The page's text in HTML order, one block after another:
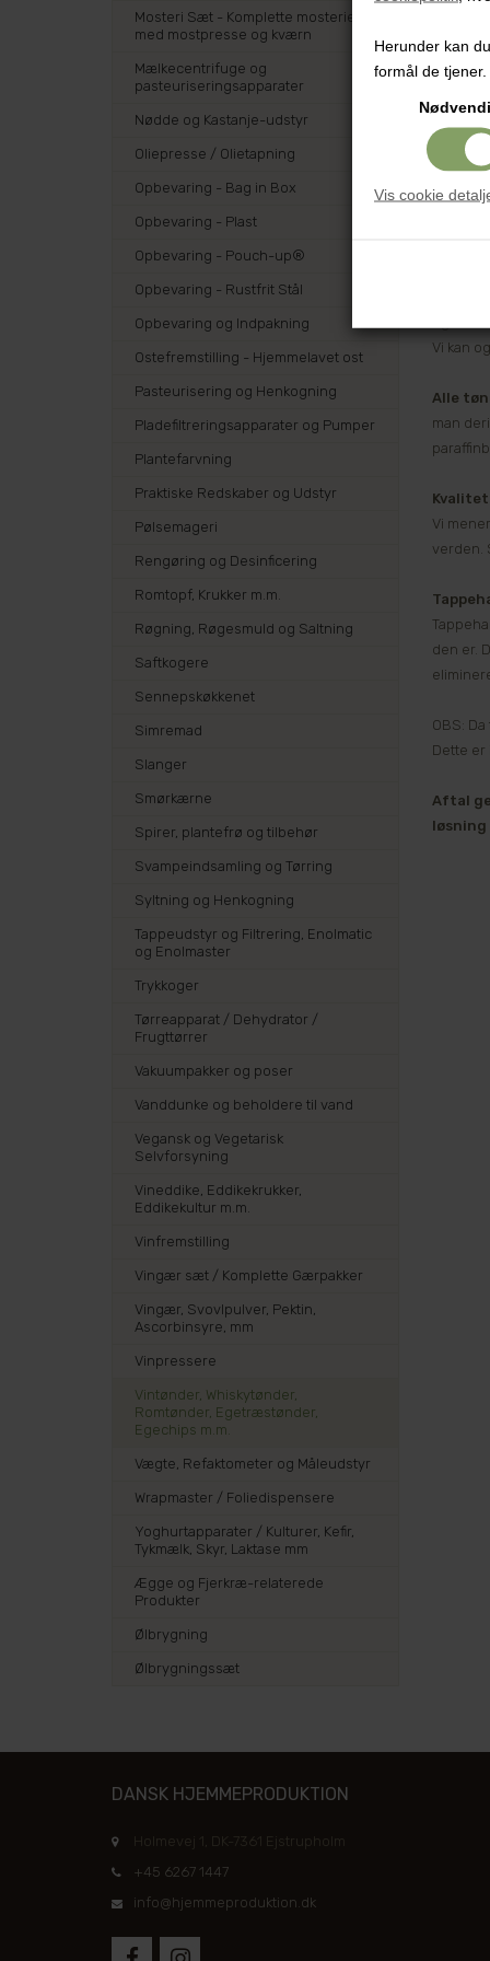
Herunder kan
formål de tjener.
Vis cookie
unødigt
Vores
Vi
Dette
også
Vi kan
Alle
man
Vi
verden.
den er.
OBS:
Dette er
Aftal
løsning
Mosteri Sæt - Komplette mosterier
med mostpresse og kværn
Mælkecentrifuge og
pasteuriseringsapparater
Nødde og Kastanje-udstyr
Oliepresse / Olietapning
Opbevaring - Bag in Box
Opbevaring - Plast
Opbevaring - Pouch-up®
Opbevaring - Rustfrit Stål
Opbevaring og Indpakning
Ostefremstilling - Hjemmelavet ost
Pasteurisering og Henkogning
Pladefiltreringsapparater og Pumper
Plantefarvning
Praktiske Redskaber og Udstyr
Pølsemageri
Rengøring og Desinficering
Romtopf, Krukker m.m.
Røgning, Røgesmuld og Saltning
Saftkogere
Sennepskøkkenet
Simremad
Slanger
Smørkærne
Spirer, plantefrø og tilbehør
Svampeindsamling og Tørring
Syltning og Henkogning
Tappeudstyr og Filtrering, Enolmatic
og Enolmaster
Trykkoger
Tørreapparat / Dehydrator /
Frugttørrer
Vakuumpakker og poser
Vanddunke og beholdere til vand
Vegansk og Vegetarisk
Selvforsyning
Vineddike, Eddikekrukker,
Eddikekultur m.m.
Vinfremstilling
Vingær sæt / Komplette Gærpakker
Vingær, Svovlpulver, Pektin,
Ascorbinsyre, mm
Vinpressere
Vintønder, Whiskytønder,
Romtønder, Egetræstønder,
Egechips m.m.
Vægte, Refaktometer og Måleudstyr
Wrapmaster / Foliedispensere
Yoghurtapparater / Kulturer, Kefir,
Tykmælk, Skyr, Laktase mm
Ægge og Fjerkræ-relaterede
Produkter
Ølbrygning
Ølbrygningssæt
DANSK HJEMMEPRODUKTION
Holmevej 1, DK-7361 Ejstrupholm
+45 6267 1447
info@hjemmeproduktion.dk